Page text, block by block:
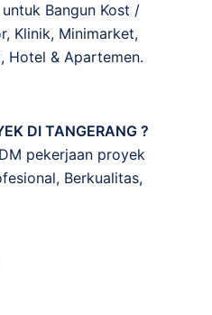
Bangun Kost /
Klinik, Minimarket,
Hotel & Apartemen.
DI TANGERANG ?
pekerjaan proyek
Berkualitas,